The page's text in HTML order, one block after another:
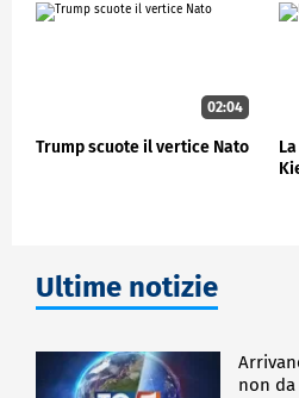
è stata molto, molto forte e
"L'Italia ha assunto anche
l'Italia continua a farsi
partner della NATO, e questo
02:04
Trump scuote il vertice Nato
Ultime notizie
non